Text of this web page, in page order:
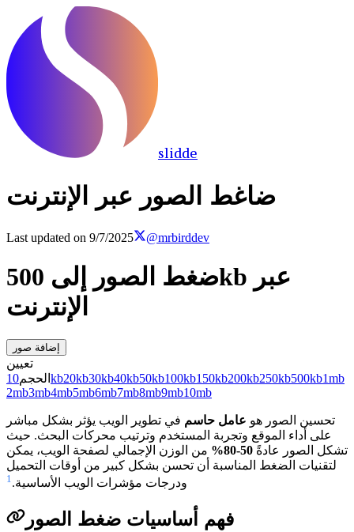
slidde
ضاغط الصور عبر الإنترنت
Last updated on 9/7/2025 @mrbirddev
ضغط الصور إلى 500kb عبر
الإنترنت
إضافة صور
تعيين
الحجم 10kb20kb30kb40kb50kb100kb150kb200kb250kb500kb1mb
2mb3mb4mb5mb6mb7mb8mb9mb10mb
تحسين الصور هو عامل حاسم في تطوير الويب يؤثر بشكل مباشر
على أداء الموقع وتجربة المستخدم وترتيب محركات البحث. حيث
تشكل الصور عادةً 50-80%
من الوزن الإجمالي لصفحة الويب، يمكن
لتقنيات الضغط المناسبة أن تحسن بشكل كبير من أوقات التحميل
ودرجات مؤشرات الويب الأساسية. 1
فهم أساسيات ضغط الصور